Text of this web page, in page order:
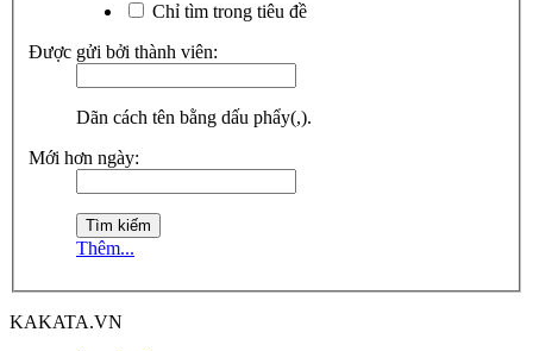
Chỉ tìm trong tiêu đề
Được gửi bởi thành viên:
Dãn cách tên bằng dấu phẩy(,).
Mới hơn ngày:
Thêm...
KAKATA.VN